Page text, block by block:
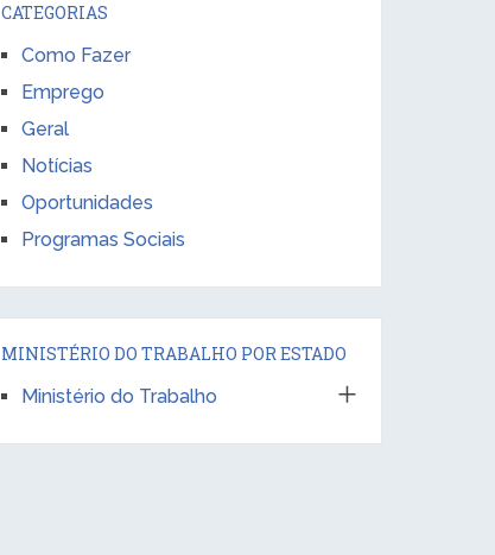
CATEGORIAS
Como Fazer
Emprego
Geral
Notícias
Oportunidades
Programas Sociais
MINISTÉRIO DO TRABALHO POR ESTADO
Ministério do Trabalho